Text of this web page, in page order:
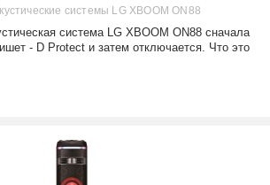
системы LG XBOOM ON88
система LG XBOOM ON88 сначала
- D Protect и затем отключается. Что это